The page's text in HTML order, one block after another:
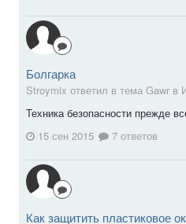
Болгарка
Stroymix ответил в тема Gawr в
Техника безопасности прежде
15 сен 2015
7 ответов
Как защитить пластиковое